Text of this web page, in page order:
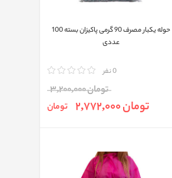
حوله یکبار مصرف 90 گرمی پاکیزان بسته 100
عددی
0 نفر
تومان 3,200,000
تومان 2,772,000 تومان